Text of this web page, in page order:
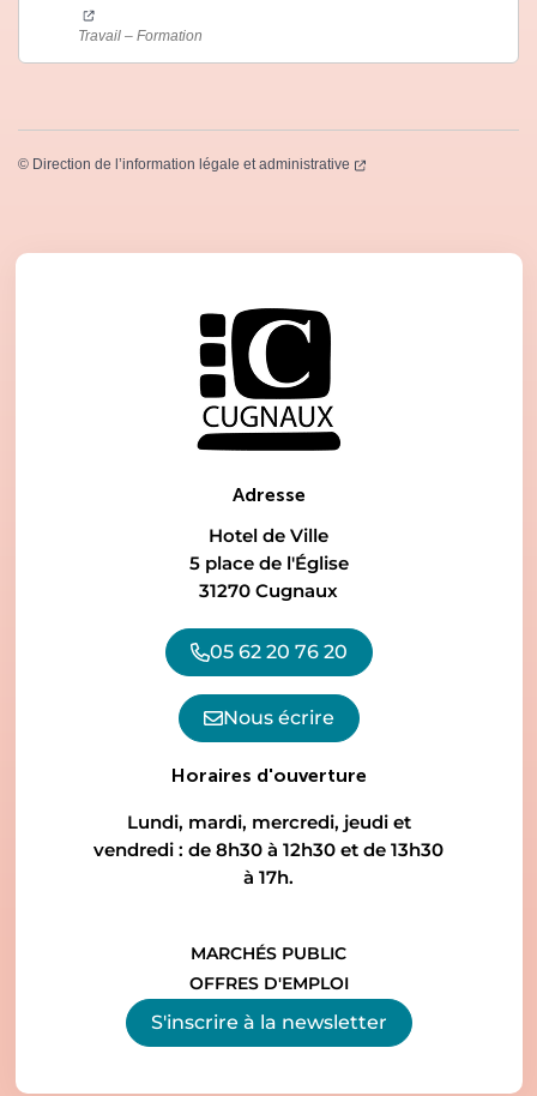
(ouverture dans un nouvel onglet)
Travail – Formation
© Direction de l’information légale et administrative (ouverture dans un
Adresse
Hotel de Ville
5 place de l'Église
31270 Cugnaux
05 62 20 76 20
Nous écrire
Horaires d'ouverture
Lundi, mardi, mercredi, jeudi et
vendredi : de 8h30 à 12h30 et de 13h30
à 17h.
MARCHÉS PUBLIC
OFFRES D'EMPLOI
S'inscrire à la newsletter